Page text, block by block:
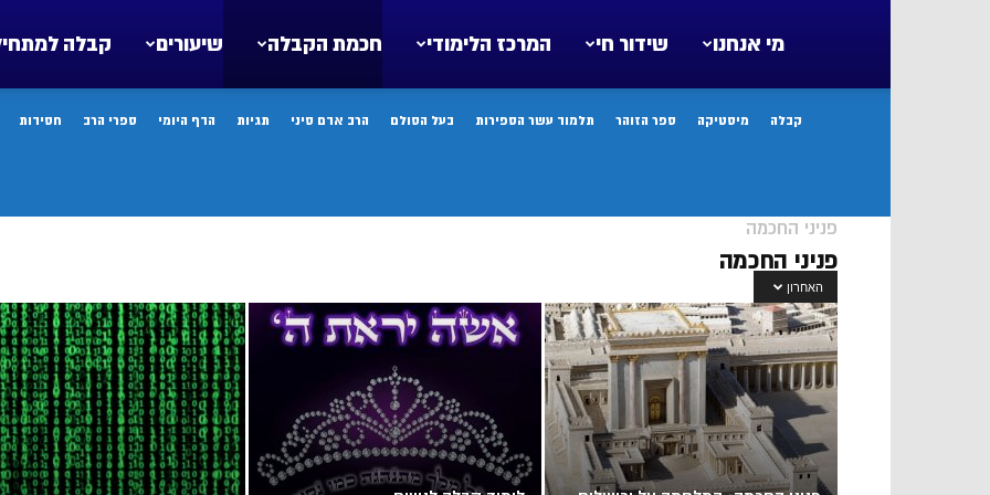
קבלה שיעורים חכמת הקבלה המרכז הלימודי שידור חי מי אנחנו
קבלה מיסטיקה ספר הזוהר תלמוד עשר הספירות בעל הסולם הרב אדם סיני תגיות הדף היומי ספרי הרב חסידות
פניני החכמה
פניני החכמה
האחרון